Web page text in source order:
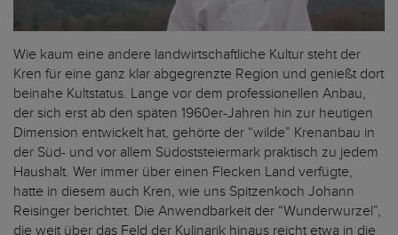
Wie kaum eine andere landwirtschaftliche Kultur steht der
Kren für eine ganz klar abgegrenzte Region und genießt dort
beinahe Kultstatus. Lange vor dem professionellen Anbau,
der sich erst ab den späten 1960er-Jahren hin zur heutigen
Dimension entwickelt hat, gehörte der “wilde” Krenanbau in
der Süd- und vor allem Südoststeiermark praktisch zu jedem
Haushalt. Wer immer über einen Flecken Land verfügte,
hatte in diesem auch Kren, wie uns Spitzenkoch Johann
Reisinger berichtet. Die Anwendbarkeit der “Wunderwurzel”,
die weit über das Feld der Kulinarik hinaus reicht etwa in die